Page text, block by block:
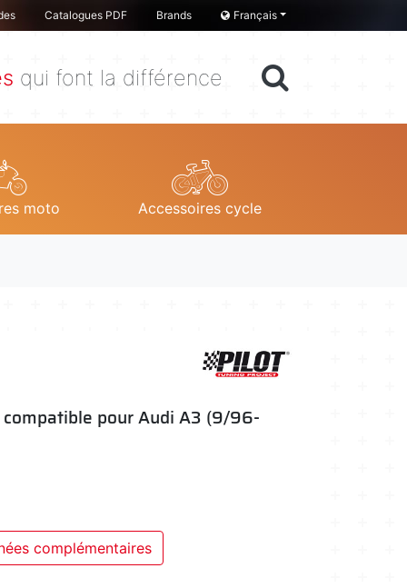
Catalogues PDF Brands Français
qui font la différence
moto Accessoires cycle
pour Audi A3 (9/96-
complémentaires